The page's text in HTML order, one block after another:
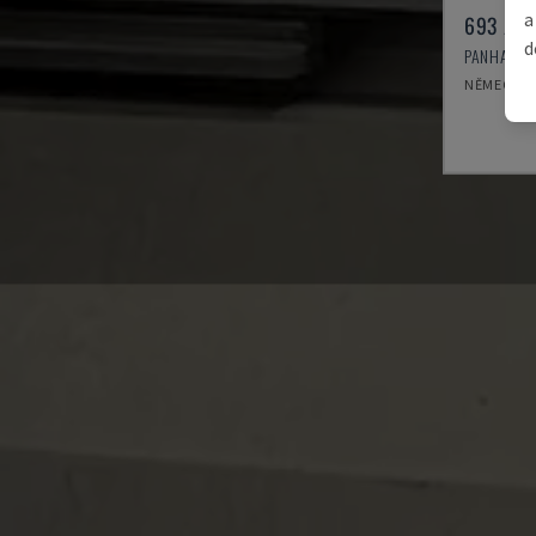
693 /
PANHANS
NĚMECKO